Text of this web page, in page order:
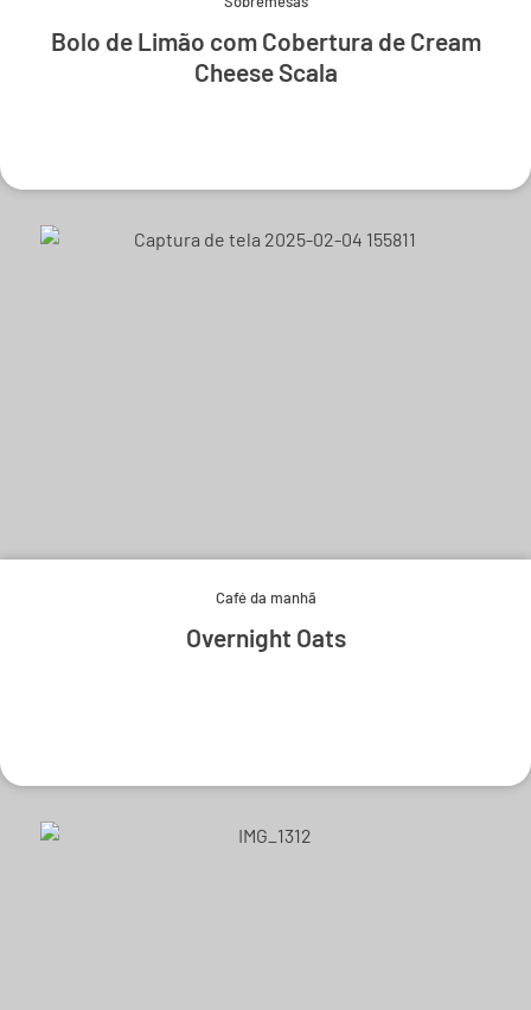
Bolo de Limão com Cobertura de Cream
Cheese Scala
Café da manhã
Overnight Oats